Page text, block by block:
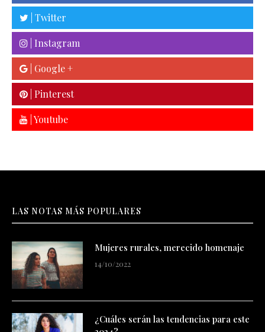
| Twitter
| Instagram
| Google +
| Pinterest
| Youtube
LAS NOTAS MÁS POPULARES
Mujeres rurales, merecido homenaje
14/10/2022
¿Cuáles serán las tendencias para este